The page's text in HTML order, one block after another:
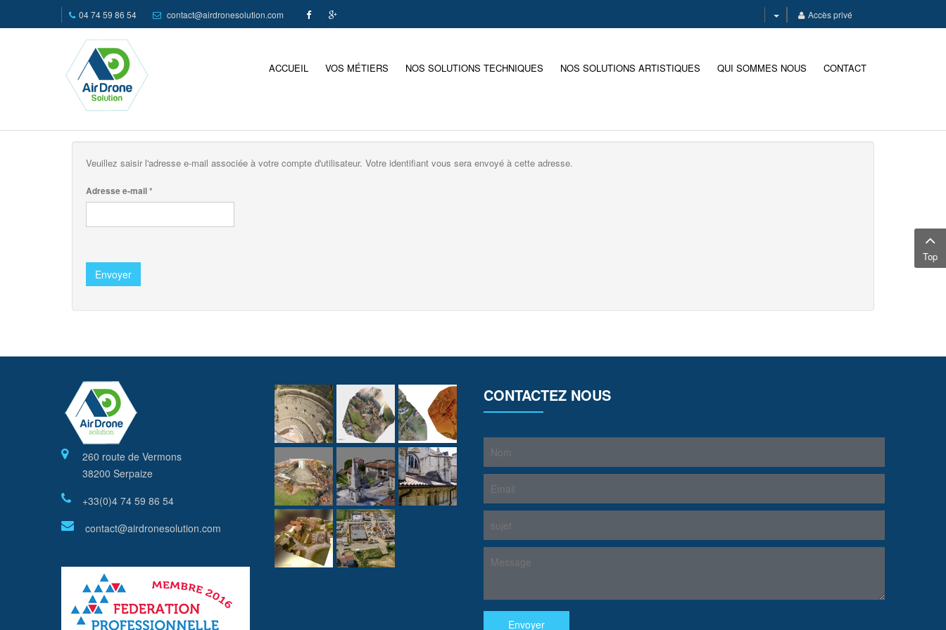
04 74 59 86 54 contact@airdronesolution.com Accès privé
ACCUEIL VOS MÉTIERS NOS SOLUTIONS TECHNIQUES NOS SOLUTIONS ARTISTIQUES QUI SOMMES NOUS CONTACT
Veuillez saisir l'adresse e-mail associée à votre compte d'utilisateur. Votre identifiant vous sera envoyé à cette adresse.
Adresse e-mail*
Envoyer
260 route de Vermons
38200 Serpaize
+33(0)4 74 59 86 54
contact@airdronesolution.com
CONTACTEZ NOUS
Top